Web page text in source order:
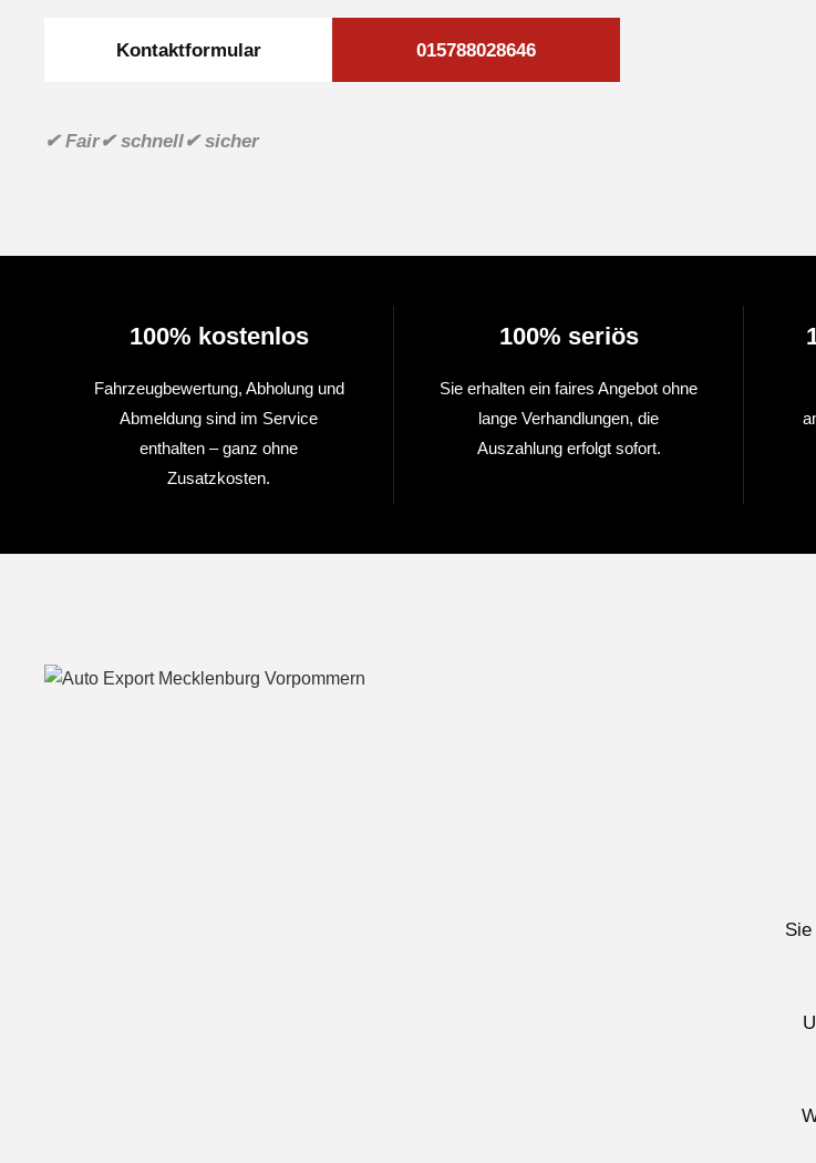
Kontaktformular 015788028646
✔ Fair✔ schnell✔ sicher
100% kostenlos
Fahrzeugbewertung, Abholung und
Abmeldung sind im Service
enthalten – ganz ohne
Zusatzkosten.
100% seriös
Sie erhalten ein faires Angebot ohne
lange Verhandlungen, die
Auszahlung erfolgt sofort.